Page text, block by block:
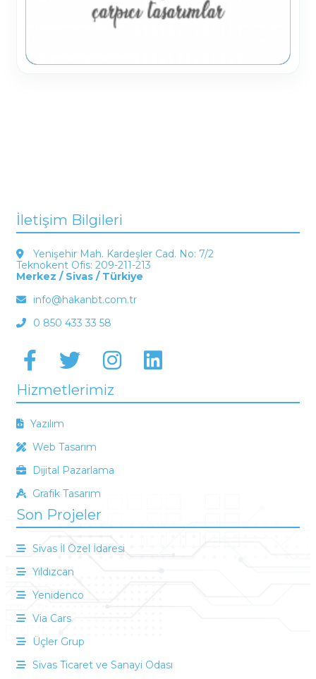
İletişim Bilgileri
Yenişehir Mah. Kardeşler Cad. No: 7/2
Teknokent Ofis: 209-211-213
Merkez / Sivas / Türkiye
info@hakanbt.com.tr
0 850 433 33 58
Hizmetlerimiz
Yazılım
Web Tasarım
Dijital Pazarlama
Grafik Tasarım
Son Projeler
Sivas İl Özel İdaresi
Yıldızcan
Yenidenco
Via Cars
Üçler Grup
Sivas Ticaret ve Sanayi Odası